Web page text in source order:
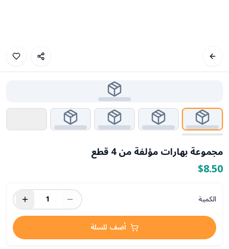
مجموعة بهارات مؤلفة من 4 قطع
$8.50
الكمية
1
أضف للسلة